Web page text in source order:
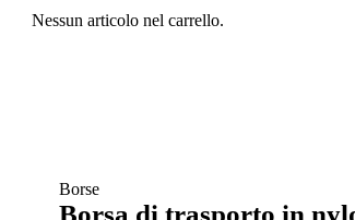
Cerca:Nessun articolo nel carrello.
Borse